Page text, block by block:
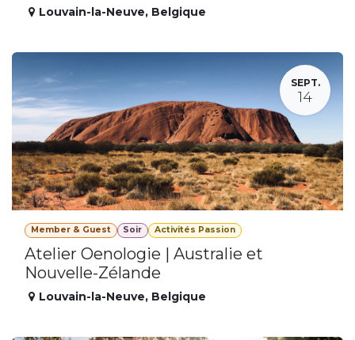
Louvain-la-Neuve, Belgique
SEPT.
14
Member & Guest Soir Activités Passion
Atelier Oenologie | Australie et
Nouvelle-Zélande
Louvain-la-Neuve, Belgique